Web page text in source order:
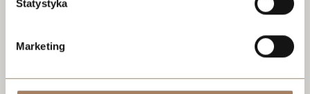
Statystyka
Marketing